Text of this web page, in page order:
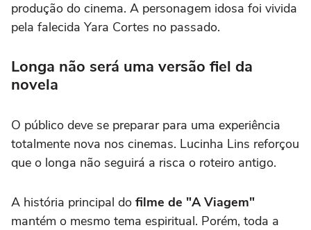
produção do cinema. A personagem idosa foi vivida
pela falecida Yara Cortes no passado.
Longa não será uma versão fiel da
novela
O público deve se preparar para uma experiência
totalmente nova nos cinemas. Lucinha Lins reforçou
que o longa não seguirá a risca o roteiro antigo.
A história principal do filme de "A Viagem"
mantém o mesmo tema espiritual. Porém, toda a